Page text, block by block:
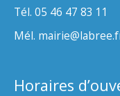
Tél. 05 46 47 83 11
Mél.
Horaires